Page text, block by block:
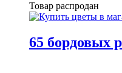
Товар распродан
65 бордовых